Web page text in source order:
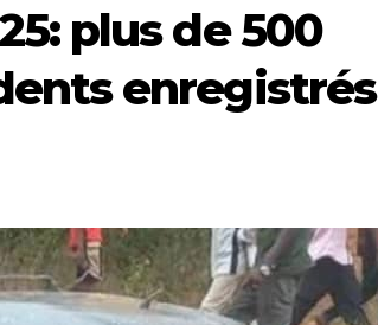
plus de 500
enregistrés